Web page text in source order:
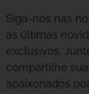
Siga-nos nas
as últimas
exclusivos.
compartilhe
apaixonados